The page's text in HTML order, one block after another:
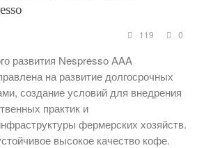
119 0
развития Nespresso AAA
на развитие долгосрочных
создание условий для внедрения
практик и
фермерских хозяйств.
высокое качество кофе.